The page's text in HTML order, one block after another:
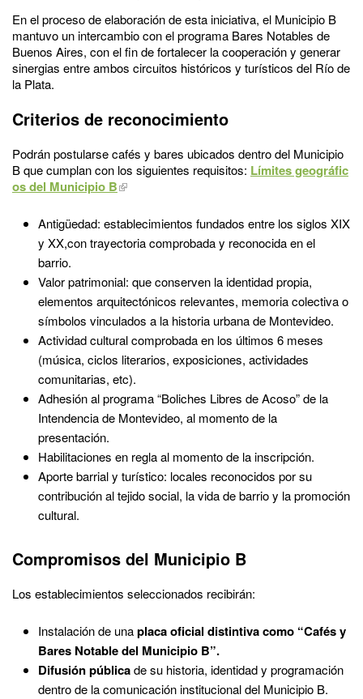
En el proceso de elaboración de esta iniciativa, el Municipio B
mantuvo un intercambio con el programa Bares Notables de
Buenos Aires, con el fin de fortalecer la cooperación y generar
sinergias entre ambos circuitos históricos y turísticos del Río de
la Plata.
Criterios de reconocimiento
Podrán postularse cafés y bares ubicados dentro del Municipio
B que cumplan con los siguientes requisitos: Límites geográfic
os del Municipio B
Antigüedad: establecimientos fundados entre los siglos XIX
y XX,con trayectoria comprobada y reconocida en el
barrio.
Valor patrimonial: que conserven la identidad propia,
elementos arquitectónicos relevantes, memoria colectiva o
símbolos vinculados a la historia urbana de Montevideo.
Actividad cultural comprobada en los últimos 6 meses
(música, ciclos literarios, exposiciones, actividades
comunitarias, etc).
Adhesión al programa “Boliches Libres de Acoso” de la
Intendencia de Montevideo, al momento de la
presentación.
Habilitaciones en regla al momento de la inscripción.
Aporte barrial y turístico: locales reconocidos por su
contribución al tejido social, la vida de barrio y la promoción
cultural.
Compromisos del Municipio B
Los establecimientos seleccionados recibirán:
Instalación de unaplaca oficial distintiva como “Cafés y
Bares Notable del Municipio B”.
Difusión públicade su historia, identidad y programación
dentro de la comunicación institucional del Municipio B.